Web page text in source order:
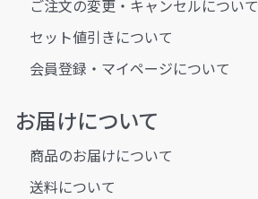
ご注文の変更・キャンセルについて
セット値引きについて
会員登録・マイページについて
お届けについて
商品のお届けについて
送料について